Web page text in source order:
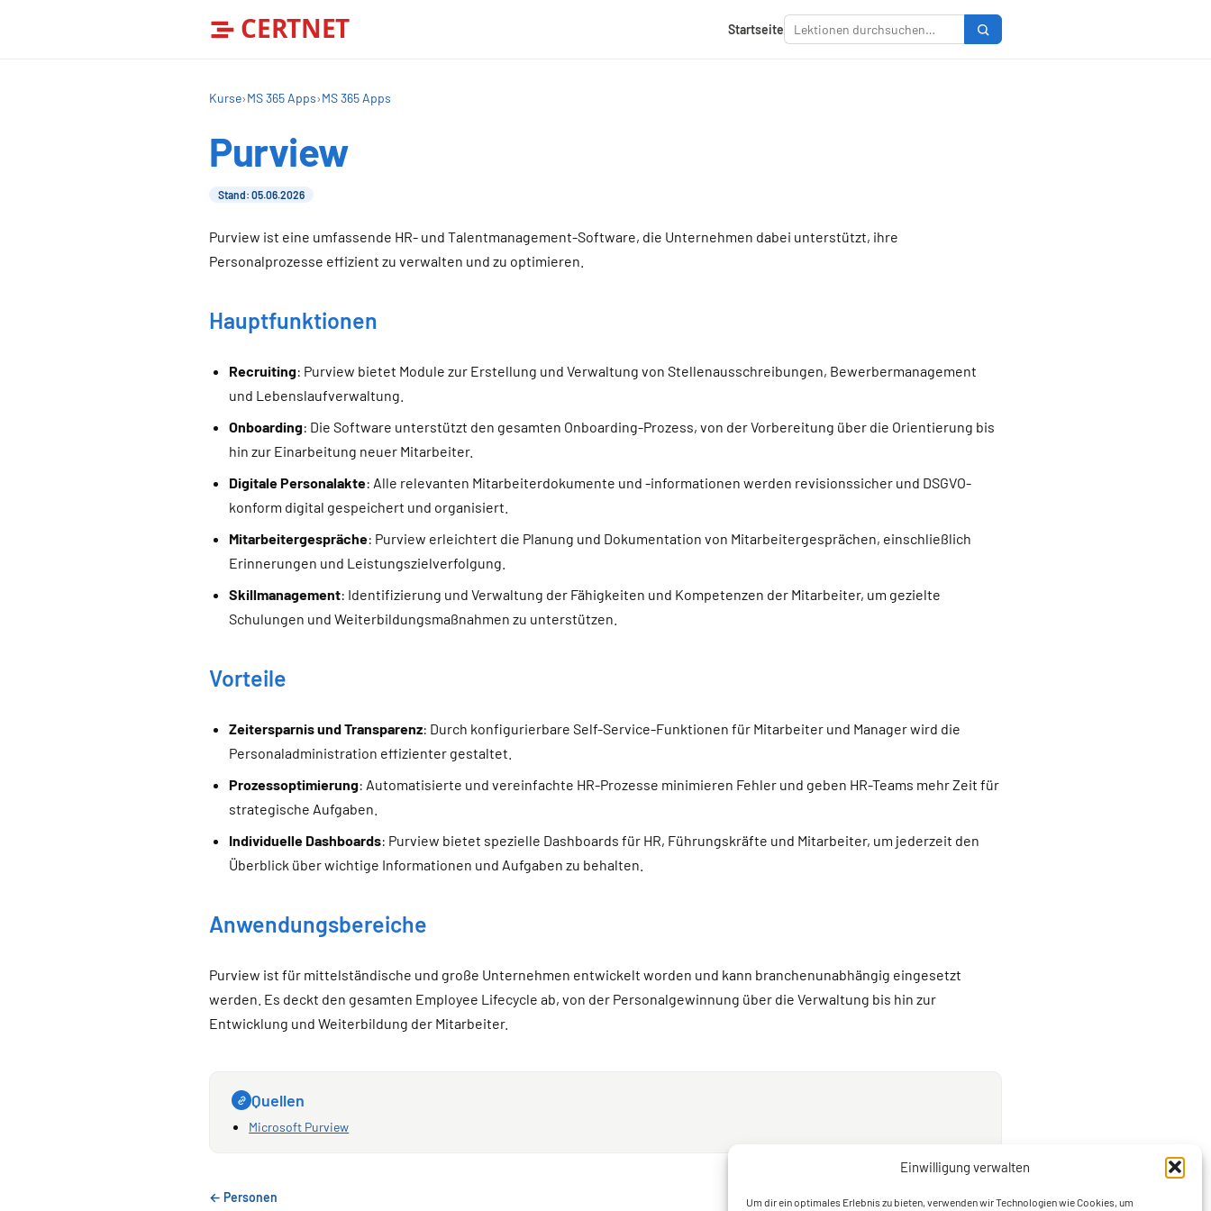
Einwilligung verwalten
Um dir ein optimales Erlebnis zu bieten, verwenden wir Technologien wie Cookies, um
CERTNET Startseite
Kurse›MS 365 Apps›MS 365 Apps
Purview
Stand: 05.06.2026
Purview ist eine umfassende HR- und Talentmanagement-Software, die Unternehmen dabei unterstützt, ihre
Personalprozesse effizient zu verwalten und zu optimieren.
Hauptfunktionen
Recruiting: Purview bietet Module zur Erstellung und Verwaltung von Stellenausschreibungen, Bewerbermanagement
und Lebenslaufverwaltung.
Onboarding: Die Software unterstützt den gesamten Onboarding-Prozess, von der Vorbereitung über die Orientierung bis
hin zur Einarbeitung neuer Mitarbeiter.
Digitale Personalakte: Alle relevanten Mitarbeiterdokumente und -informationen werden revisionssicher und DSGVO-
konform digital gespeichert und organisiert.
Mitarbeitergespräche: Purview erleichtert die Planung und Dokumentation von Mitarbeitergesprächen, einschließlich
Erinnerungen und Leistungszielverfolgung.
Skillmanagement: Identifizierung und Verwaltung der Fähigkeiten und Kompetenzen der Mitarbeiter, um gezielte
Schulungen und Weiterbildungsmaßnahmen zu unterstützen.
Vorteile
Zeitersparnis und Transparenz: Durch konfigurierbare Self-Service-Funktionen für Mitarbeiter und Manager wird die
Personaladministration effizienter gestaltet.
Prozessoptimierung: Automatisierte und vereinfachte HR-Prozesse minimieren Fehler und geben HR-Teams mehr Zeit für
strategische Aufgaben.
Individuelle Dashboards: Purview bietet spezielle Dashboards für HR, Führungskräfte und Mitarbeiter, um jederzeit den
Überblick über wichtige Informationen und Aufgaben zu behalten.
Anwendungsbereiche
Purview ist für mittelständische und große Unternehmen entwickelt worden und kann branchenunabhängig eingesetzt
werden. Es deckt den gesamten Employee Lifecycle ab, von der Personalgewinnung über die Verwaltung bis hin zur
Entwicklung und Weiterbildung der Mitarbeiter.
Quellen
Microsoft Purview
← Personen Planner →